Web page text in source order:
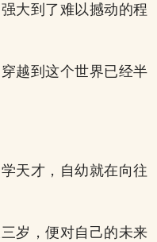
大到了难以撼动的程
越到这个世界已经半
天才，自幼就在向往
岁，便对自己的未来